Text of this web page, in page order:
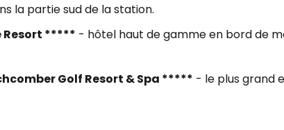
la partie sud de la station.
Resort ***** - hôtel haut de gamme en bord de
Golf Resort & Spa ***** - le plus grand